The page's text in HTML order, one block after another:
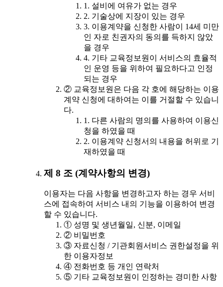
1. 설비에 여유가 없는 경우
2. 기술상에 지장이 있는 경우
3. 이용계약을 신청한 사람이 14세 미만
인 자로 친권자의 동의를 득하지 않았
을 경우
4. 기타 교육정보원이 서비스의 효율적
인 운영 등을 위하여 필요하다고 인정
되는 경우
② 교육정보원은 다음 각 호에 해당하는 이용
계약 신청에 대하여는 이를 거절할 수 있습니
다.
1. 다른 사람의 명의를 사용하여 이용신
청을 하였을 때
2. 이용계약 신청서의 내용을 허위로 기
재하였을 때
제 8 조 (계약사항의 변경)
이용자는 다음 사항을 변경하고자 하는 경우 서비
스에 접속하여 서비스 내의 기능을 이용하여 변경
할 수 있습니다.
① 성명 및 생년월일, 신분, 이메일
② 비밀번호
③ 자료신청 / 기관회원서비스 권한설정을 위
한 이용자정보
④ 전화번호 등 개인 연락처
⑤ 기타 교육정보원이 인정하는 경미한 사항